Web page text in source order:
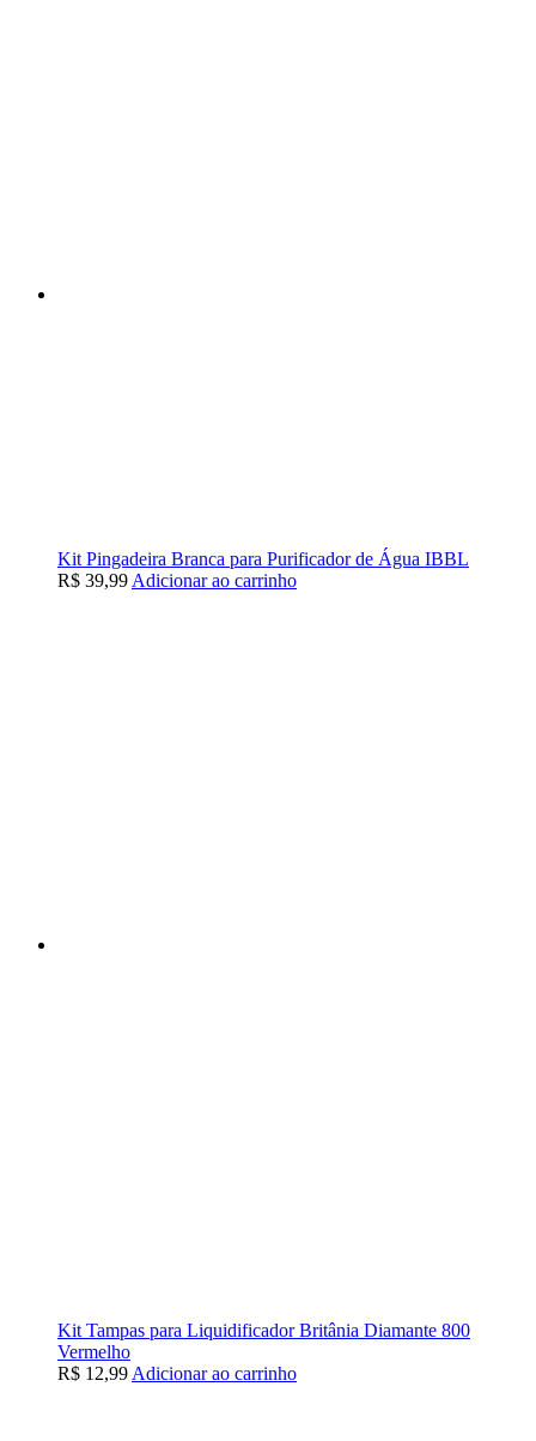
Kit Pingadeira Branca para Purificador de Água IBBL
R$ 39,99 Adicionar ao carrinho
Kit Tampas para Liquidificador Britânia Diamante 800
Vermelho
R$ 12,99 Adicionar ao carrinho